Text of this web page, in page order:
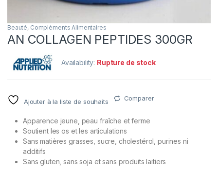
Beauté, Compléments Alimentaires
AN COLLAGEN PEPTIDES 300GR
Availability: Rupture de stock
Ajouter à la liste de souhaits Comparer
Apparence jeune, peau fraîche et ferme
Soutient les os et les articulations
Sans matières grasses, sucre, cholestérol, purines ni
additifs
Sans gluten, sans soja et sans produits laitiers